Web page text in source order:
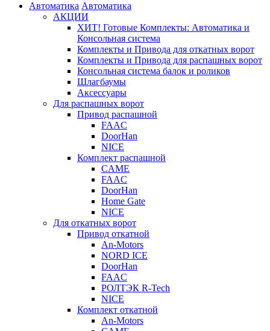
Автоматика Автоматика
АКЦИИ
ХИТ! Готовые Комплекты: Автоматика и
Консольная система
Комплекты и Привода для откатных ворот
Комплекты и Привода для распашных ворот
Консольная система балок и роликов
Шлагбаумы
Аксессуары
Для распашных ворот
Привод распашной
FAAC
DoorHan
NICE
Комплект распашной
CAME
FAAC
DoorHan
Home Gate
NICE
Для откатных ворот
Привод откатной
An-Motors
NORD ICE
DoorHan
FAAC
РОЛТЭК R-Tech
NICE
Комплект откатной
An-Motors